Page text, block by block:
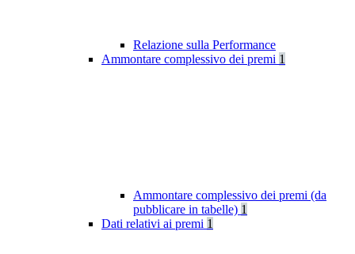
Relazione sulla Performance
Ammontare complessivo dei premi 1
Ammontare complessivo dei premi (da
pubblicare in tabelle) 1
Dati relativi ai premi 1